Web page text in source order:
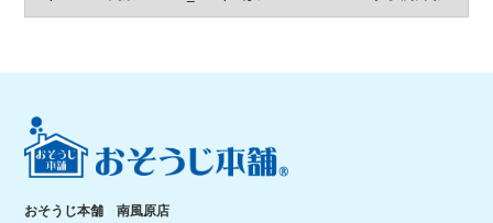
おそうじ本舗 南風原店